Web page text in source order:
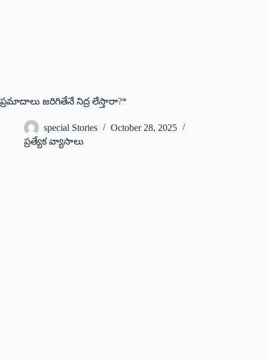
ప్రమాదాలు జరిగితేనే నిద్ర లేస్తారా?*
special Stories
October 28, 2025
ప్రత్యేక వ్యాసాలు